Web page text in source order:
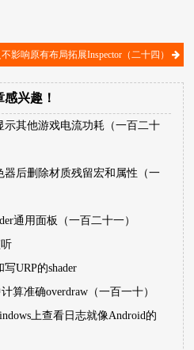
影响原有布局拓展Inspector（二十四）
兴趣！
示其他游戏电流功耗（一百二十
器后删除材质残留宏和属性（一
通用面板（一百二十一）
URP的shader
算准确overdraw（一百一十）
上查看日志就像Android的